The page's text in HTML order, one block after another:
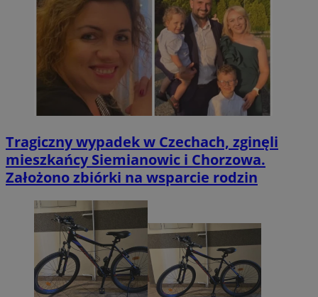
Tragiczny wypadek w Czechach, zginęli
mieszkańcy Siemianowic i Chorzowa.
Założono zbiórki na wsparcie rodzin